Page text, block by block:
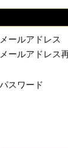
メールアドレス
メールアドレス
パスワード